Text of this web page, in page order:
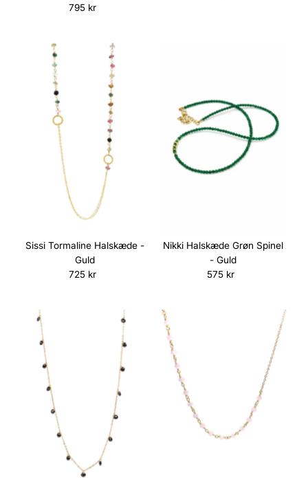
Normalpris
795 kr
Sissi Tormaline Halskæde -
Guld
Normalpris
725 kr
Nikki Halskæde Grøn Spinel
- Guld
Normalpris
575 kr